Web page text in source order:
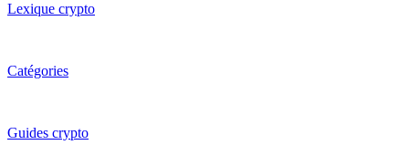
Lexique crypto
Catégories
Guides crypto